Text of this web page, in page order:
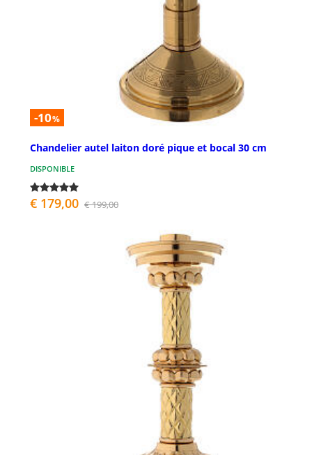
-10%
Chandelier autel laiton doré pique et bocal 30 cm
DISPONIBLE
€ 179,00 € 199,00